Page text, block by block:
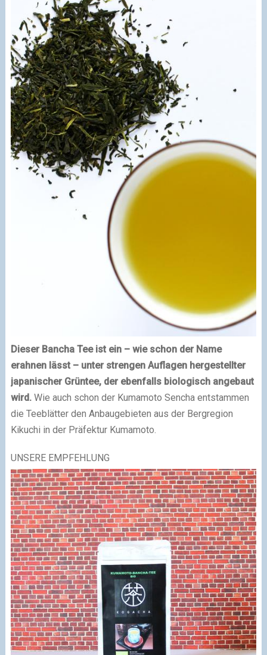
Dieser Bancha Tee ist ein – wie schon der Name
erahnen lässt – unter strengen Auflagen hergestellter
japanischer Grüntee, der ebenfalls biologisch angebaut
wird.Wie auch schon der Kumamoto Sencha entstammen
die Teeblätter den Anbaugebieten aus der Bergregion
Kikuchi in der Präfektur Kumamoto.
UNSERE EMPFEHLUNG